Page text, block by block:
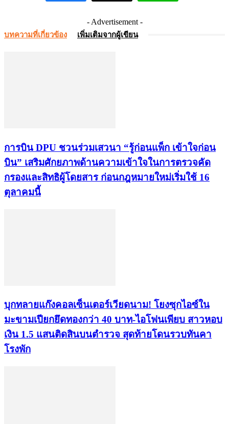
- Advertisement -
บทความที่เกี่ยวข้อง เพิ่มเติมจากผู้เขียน
การบิน DPU ชวนร่วมเสวนา “รู้ก่อนแพ็ก เข้าใจก่อน
บิน” เสริมศักยภาพด้านความเข้าใจในการตรวจคัด
กรองและสิทธิผู้โดยสาร ก่อนกฎหมายใหม่เริ่มใช้ 16
ตุลาคมนี้
บุกทลายแก๊งคอลเซ็นเตอร์เวียดนาม! โยงซุกไอซ์ใน
มะขามเปียกยึดทองกว่า 40 บาท-ไอโฟนเพียบ สาวหอบ
เงิน 1.5 แสนติดสินบนตำรวจ สุดท้ายโดนรวบทันคา
โรงพัก